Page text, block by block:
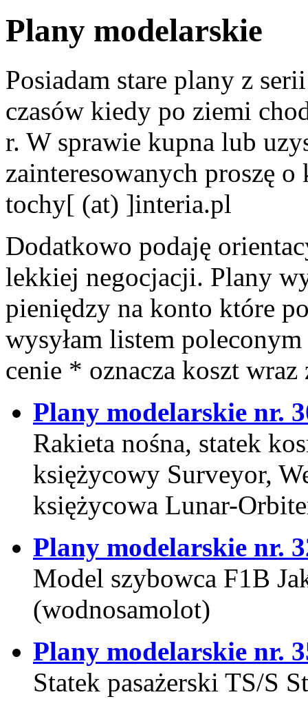
Plany modelarskie
Posiadam stare plany z
czasów kiedy po ziemi
r. W sprawie kupna lub
zainteresowanych proszę
tochy[ (at) ]interia.pl
Dodatkowo podaję
lekkiej negocjacji. Plany
pieniędzy na konto które
wysyłam listem
cenie * oznacza koszt wraz
Plany modelarskie nr.
Rakieta nośna, statek
księżycowy Surveyor,
księżycowa Lunar-
Plany modelarskie nr.
Model szybowca F1B
(wodnosamolot)
Plany modelarskie nr.
Statek pasażerski TS/S